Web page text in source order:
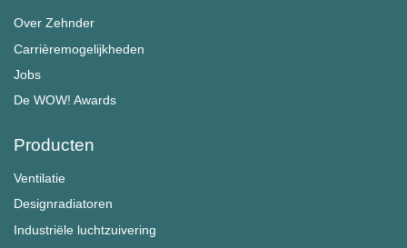
Over Zehnder
Carrièremogelijkheden
Jobs
De WOW! Awards
Producten
Ventilatie
Designradiatoren
Industriële luchtzuivering